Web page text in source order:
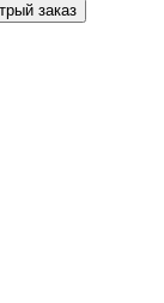
заказ